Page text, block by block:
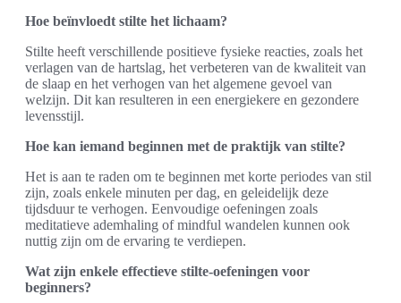
Hoe beïnvloedt stilte het lichaam?
Stilte heeft verschillende positieve fysieke reacties, zoals het
verlagen van de hartslag, het verbeteren van de kwaliteit van
de slaap en het verhogen van het algemene gevoel van
welzijn. Dit kan resulteren in een energiekere en gezondere
levensstijl.
Hoe kan iemand beginnen met de praktijk van stilte?
Het is aan te raden om te beginnen met korte periodes van stil
zijn, zoals enkele minuten per dag, en geleidelijk deze
tijdsduur te verhogen. Eenvoudige oefeningen zoals
meditatieve ademhaling of mindful wandelen kunnen ook
nuttig zijn om de ervaring te verdiepen.
Wat zijn enkele effectieve stilte-oefeningen voor
beginners?